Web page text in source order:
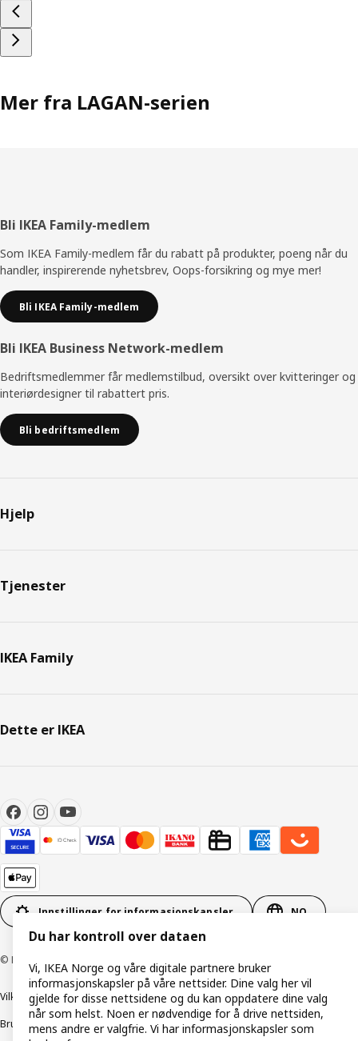
Mer fra LAGAN-serien
Bunntekst
Bli IKEA Family-medlem
Som IKEA Family-medlem får du rabatt på produkter, poeng når du
handler, inspirerende nyhetsbrev, Oops-forsikring og mye mer!
Bli IKEA Family-medlem
Bli IKEA Business Network-medlem
Bedriftsmedlemmer får medlemstilbud, oversikt over kvitteringer og
interiørdesigner til rabattert pris.
Bli bedriftsmedlem
Hjelp
Tjenester
IKEA Family
Dette er IKEA
Innstillinger for informasjonskapsler NO
© Inter IKEA Systems B.V. 1999–2026
Vilkår og betingelserRetningslinjer for personvern
Bruk av informasjonskapsler (Cookies)Retningslinjer for ansvarlig avsløring
Du har kontroll over dataen
Vi, IKEA Norge og våre digitale partnere bruker
informasjonskapsler på våre nettsider. Dine valg her vil
gjelde for disse nettsidene og du kan oppdatere dine valg
når som helst. Noen er nødvendige for å drive nettsiden,
mens andre er valgfrie. Vi har informasjonskapsler som